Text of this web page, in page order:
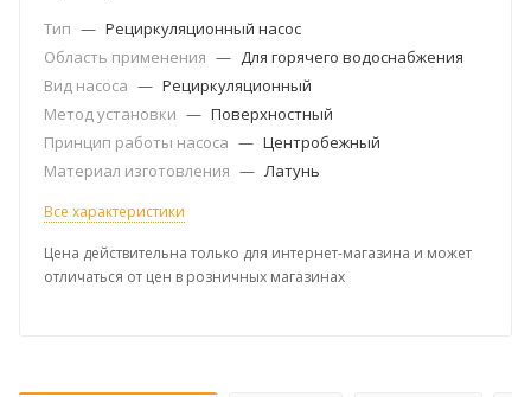
Тип — Рециркуляционный насос
Область применения — Для горячего водоснабжения
Вид насоса — Рециркуляционный
Метод установки — Поверхностный
Принцип работы насоса — Центробежный
Материал изготовления — Латунь
Все характеристики
Цена действительна только для интернет-магазина и может
отличаться от цен в розничных магазинах